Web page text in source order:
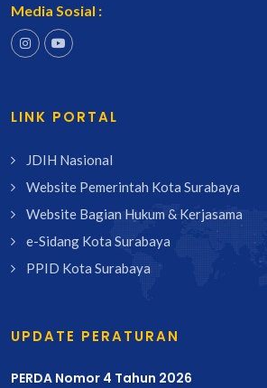
Media Sosial :
LINK PORTAL
JDIH Nasional
Website Pemerintah Kota Surabaya
Website Bagian Hukum & Kerjasama
e-Sidang Kota Surabaya
PPID Kota Surabaya
UPDATE PERATURAN
PERDA Nomor 4 Tahun 2026